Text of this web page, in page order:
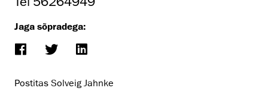
Jaga sõpradega:
Postitas Solveig Jahnke